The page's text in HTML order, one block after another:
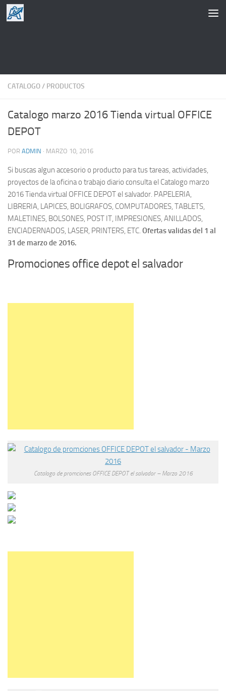
Saltar al contenido
CATALOGO/ PRODUCTOS
Catalogo marzo 2016 Tienda virtual OFFICE
DEPOT
POR ADMIN · MARZO 10, 2016
Si buscas algun accesorio o producto para tus tareas, actividades,
proyectos de la oficina o trabajo diario consulta el Catalogo marzo
2016 Tienda virtual OFFICE DEPOT el salvador. PAPELERIA,
LIBRERIA, LAPICES, BOLIGRAFOS, COMPUTADORES, TABLETS,
MALETINES, BOLSONES, POST IT, IMPRESIONES, ANILLADOS,
ENCIADERNADOS, LASER, PRINTERS, ETC. Ofertas validas del 1 al
31 de marzo de 2016.
Promociones office depot el salvador
Catalogo de promciones OFFICE DEPOT el salvador – Marzo 2016